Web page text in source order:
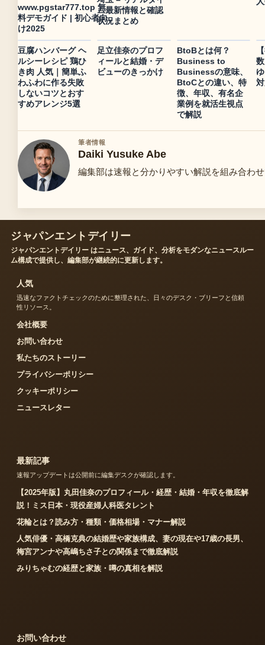
www.pgstar777.top 無
料デモガイド | 初心者向
け2025
ム最新情報と確認
状況まとめ
豆腐ハンバーグ ヘ
ルシーレシピ 鶏ひ
き肉 人気｜簡単ふ
わふわに作る失敗
しないコツとおす
すめアレンジ5選
足立佳奈のプロフ
ィールと結婚・デ
ビューのきっかけ
BtoBとは何？
Business to
Businessの意味、
BtoCとの違い、特
徴、年収、有名企
業例を就活生視点
で解説
筆者情報
Daiki Yusuke Abe
編集部は速報と分かりやすい解説を組み合わ
ジャパンエントデイリー
ジャパンエントデイリー はニュース、ガイド、分析をモダンなニュースルー
ム構成で提供し、編集部が継続的に更新します。
人気
迅速なファクトチェックのために整理された、日々のデスク・ブリーフと信頼
性リソース。
会社概要
お問い合わせ
私たちのストーリー
プライバシーポリシー
クッキーポリシー
ニュースレター
最新記事
速報アップデートは公開前に編集デスクが確認します。
【2025年版】丸田佳奈のプロフィール・経歴・結婚・年収を徹底解
説！ミス日本・現役産婦人科医タレント
花輪とは？読み方・種類・価格相場・マナー解説
人気俳優・高橋克典の結婚歴や家族構成、妻の現在や17歳の長男、
梅宮アンナや高嶋ちさ子との関係まで徹底解説
みりちゃむの経歴と家族・噂の真相を解説
お問い合わせ